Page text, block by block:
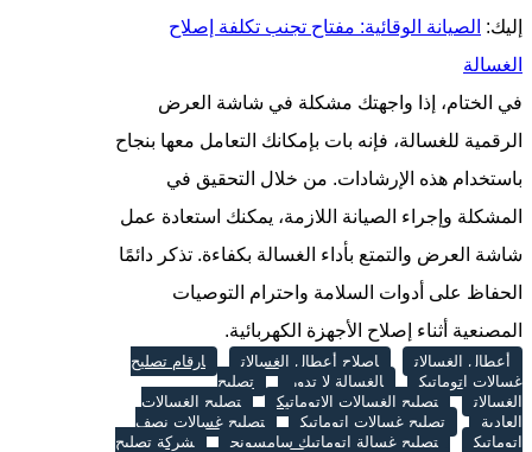
إليك: الصيانة الوقائية: مفتاح تجنب تكلفة إصلاح
الغسالة
في الختام، إذا واجهتك مشكلة في شاشة العرض
الرقمية للغسالة، فإنه بات بإمكانك التعامل معها بنجاح
باستخدام هذه الإرشادات. من خلال التحقيق في
المشكلة وإجراء الصيانة اللازمة، يمكنك استعادة عمل
شاشة العرض والتمتع بأداء الغسالة بكفاءة. تذكر دائمًا
الحفاظ على أدوات السلامة واحترام التوصيات
المصنعية أثناء إصلاح الأجهزة الكهربائية.
أعطال الغسالات إصلاح أعطال الغسالات
ارقام تصليح
غسالات اتوماتيك
الغسالة لا تدور
تصليح
الغسالات
تصليح الغسالات الاتوماتيك
تصليح الغسالات
العادية
تصليح غسالات اتوماتيك
تصليح غسالات نصف
اتوماتيك
تصليح غسالة اتوماتيك سامسونج
شركة تصليح